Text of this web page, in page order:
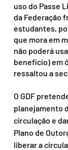
uso do Passe
da Federação
estudantes,
que mora em
não poderá
benefício) em
ressaltou a
O GDF
planejamento
circulação e
Plano de
liberar a